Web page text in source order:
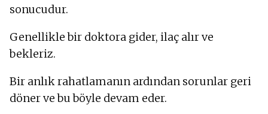
sonucudur.
Genellikle bir doktora gider, ilaç alır ve
bekleriz.
Bir anlık rahatlamanın ardından sorunlar geri
döner ve bu böyle devam eder.